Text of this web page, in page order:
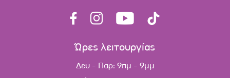
Ώρες λειτουργίας
Δευ - Παρ: 9πμ - 9μμ